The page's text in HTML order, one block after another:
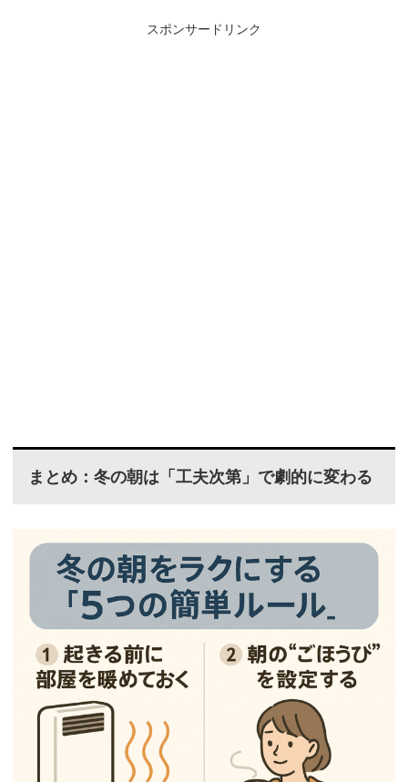
スポンサードリンク
まとめ：冬の朝は「工夫次第」で劇的に変わる